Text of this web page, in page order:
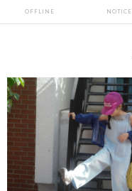
OFFLINE NOTICE